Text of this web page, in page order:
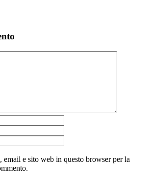
email e sito web in questo browser per la